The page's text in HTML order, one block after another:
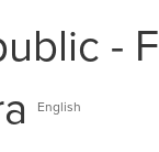
-
English